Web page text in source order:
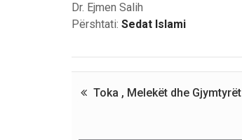
Dr. Ejmen Salih
Përshtati: Sedat Islami
Toka , Melekët dhe Gjymtyrët